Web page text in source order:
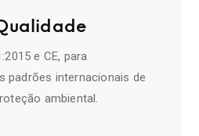
e CE, para
padrões internacionais de
ambiental.